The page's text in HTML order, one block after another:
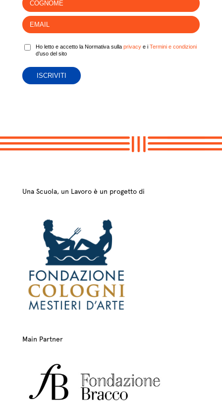
Ho letto e accetto la Normativa sulla privacye i Termini e condizioni
d’uso del sito
Una Scuola, un Lavoro è un progetto di
Main Partner